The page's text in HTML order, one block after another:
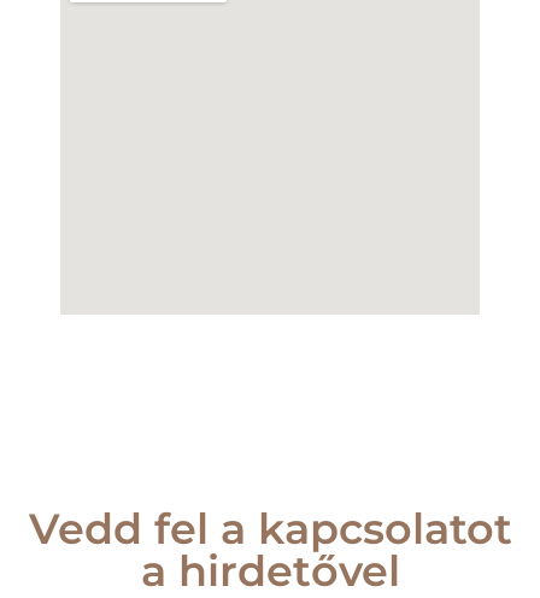
Vedd fel a kapcsolatot
a hirdetővel